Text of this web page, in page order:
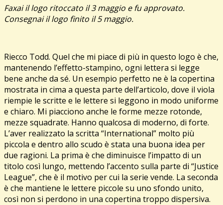
Faxai il logo ritoccato il 3 maggio e fu approvato.
Consegnai il logo finito il 5 maggio.
Riecco Todd. Quel che mi piace di più in questo logo è che,
mantenendo l’effetto-stampino, ogni lettera si legge
bene anche da sé. Un esempio perfetto ne è la copertina
mostrata in cima a questa parte dell’articolo, dove il viola
riempie le scritte e le lettere si leggono in modo uniforme
e chiaro. Mi piacciono anche le forme mezze rotonde,
mezze squadrate. Hanno qualcosa di moderno, di forte.
L’aver realizzato la scritta “International” molto più
piccola e dentro allo scudo è stata una buona idea per
due ragioni. La prima è che diminuisce l’impatto di un
titolo così lungo, mettendo l’accento sulla parte di “Justice
League”, che è il motivo per cui la serie vende. La seconda
è che mantiene le lettere piccole su uno sfondo unito,
così non si perdono in una copertina troppo dispersiva.